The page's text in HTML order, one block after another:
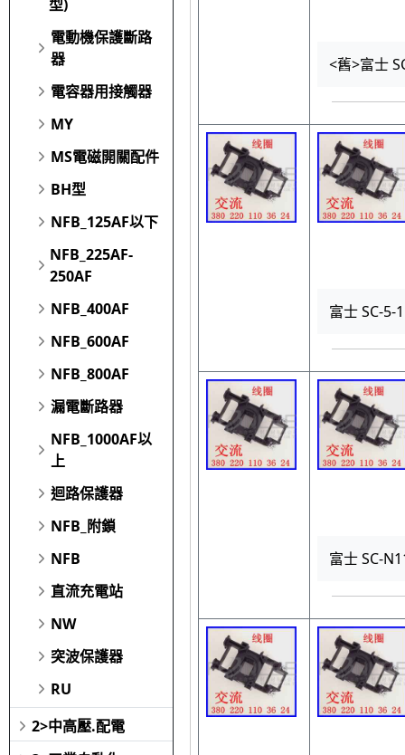
型)
電動機保護斷路
器
電容器用接觸器
MY
MS電磁開關配件
BH型
NFB_125AF以下
NFB_225AF-
250AF
NFB_400AF
NFB_600AF
NFB_800AF
漏電斷路器
NFB_1000AF以
上
迴路保護器
NFB_附鎖
NFB
直流充電站
NW
突波保護器
RU
2>中高壓.配電
<舊>富士
富士 SC-5-
富士 SC-